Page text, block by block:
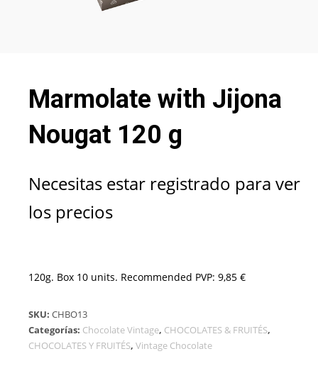
Marmolate with Jijona
Nougat 120 g
Necesitas estar registrado para ver
los precios
120g. Box 10 units. Recommended PVP: 9,85 €
SKU: CHBO13
Categorías: Chocolate Vintage, CHOCOLATES & FRUITÉS,
CHOCOLATES Y FRUITÉS, Vintage Chocolate